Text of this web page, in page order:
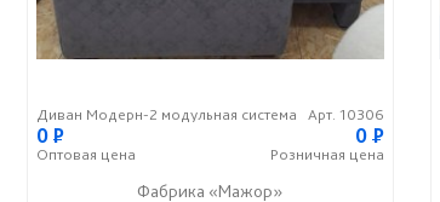
Диван Модерн-2 модульная система Арт. 10306
0P
Оптовая цена
0 P
Розничная цена
Фабрика «Мажор»